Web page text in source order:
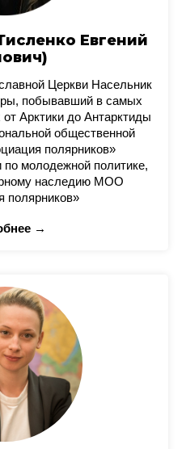
Евгений
Церкви Насельник
побывавший в самых
Арктики до Антарктиды
общественной
полярников»
молодежной политике,
наследию МОО
полярников»
→